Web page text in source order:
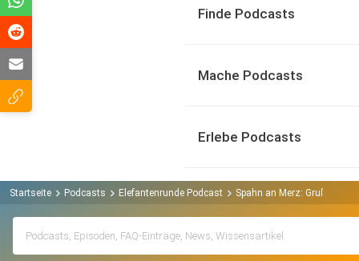
Finde Podcasts
Mache Podcasts
Erlebe Podcasts
Startseite Podcasts Elefantenrunde Podcast Spahn an Merz: Gruß aus